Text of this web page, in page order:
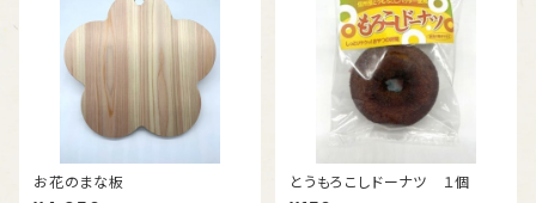
お花のまな板 とうもろこしドーナツ １個